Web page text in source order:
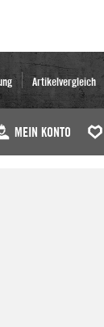
Artikelvergleich
MEIN KONTO